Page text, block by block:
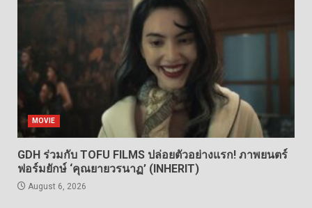
MOVIE
GDH ร่วมกับ TOFU FILMS ปล่อยตัวอย่างแรก! ภาพยนตร์
ฟอร์มยักษ์ ‘คุณยายวรนาฏ’ (INHERIT)
August 6, 2026